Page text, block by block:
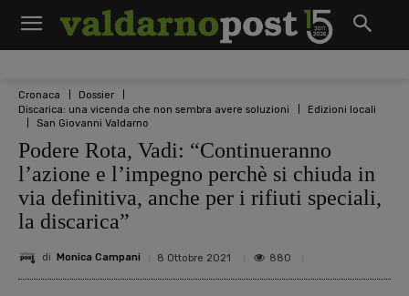
Cronaca
Dossier
Discarica: una vicenda che non sembra avere soluzioni
Edizioni locali
San Giovanni Valdarno
Podere Rota, Vadi: “Continueranno
l’azione e l’impegno perchè si chiuda in
via definitiva, anche per i rifiuti speciali,
la discarica”
di Monica Campani 8 Ottobre 2021 880